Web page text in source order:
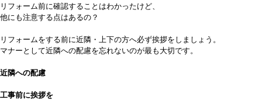
リフォーム前に確認することはわかったけど、
他にも注意する点はあるの？
リフォームをする前に近隣・上下の方へ必ず挨拶をしましょう。
マナーとして近隣への配慮を忘れないのが最も大切です。
近隣への配慮
工事前に挨拶を